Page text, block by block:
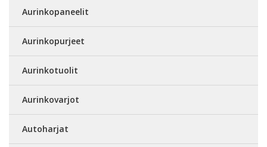
Aurinkopaneelit
Aurinkopurjeet
Aurinkotuolit
Aurinkovarjot
Autoharjat